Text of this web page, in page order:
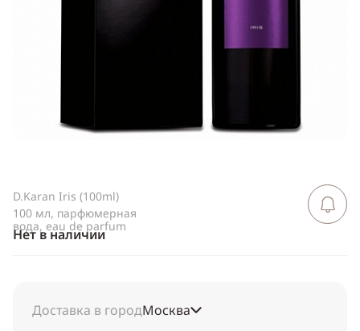
D.Karan Iris (100ml)
100 мл, парфюмерная
вода, eau de parfum
Нет в наличии
Сообщить
Доставка в городМосква